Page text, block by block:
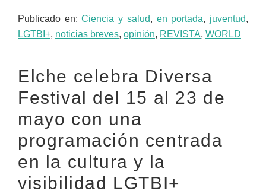
Publicado en:Ciencia y salud, en portada, juventud,
LGTBI+, noticias breves, opinión, REVISTA, WORLD
Elche celebra Diversa
Festival del 15 al 23 de
mayo con una
programación centrada
en la cultura y la
visibilidad LGTBI+